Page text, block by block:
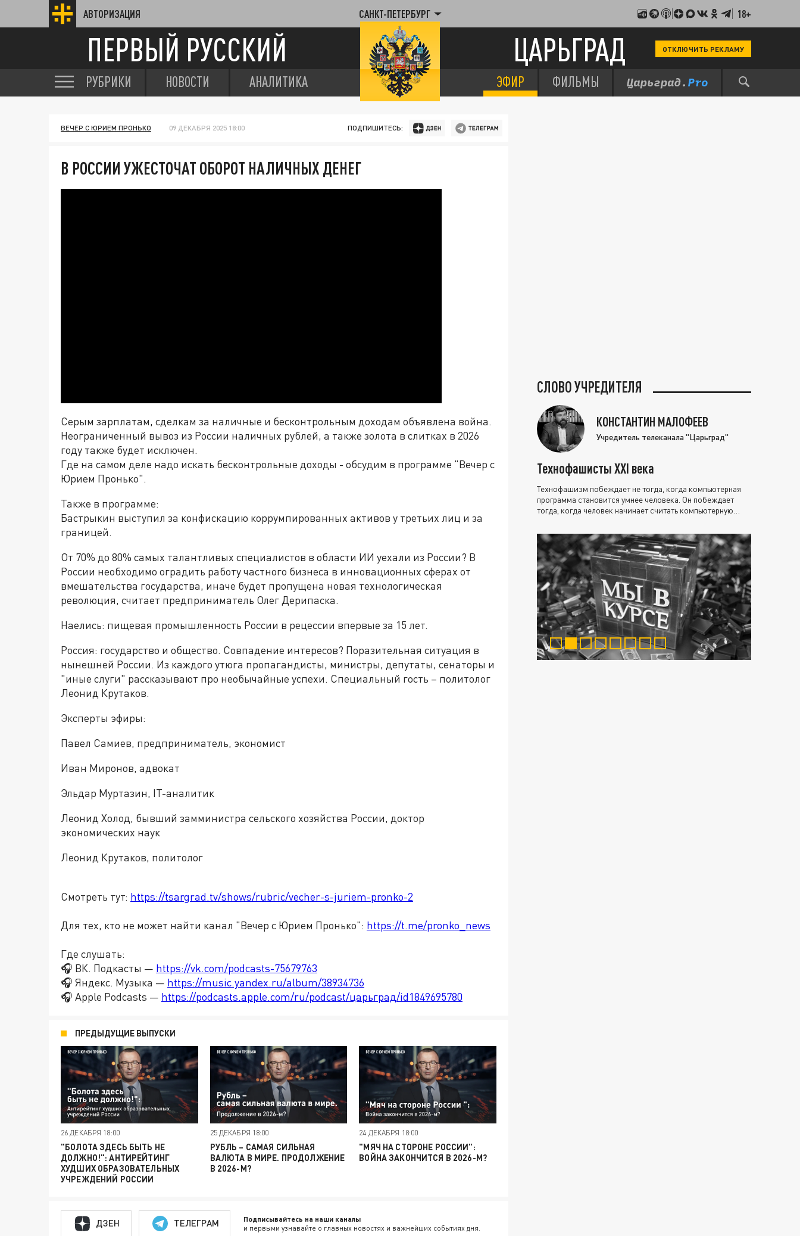
АВТОРИЗАЦИЯ САНКТ-ПЕТЕРБУРГ 18+
ПЕРВЫЙ РУССКИЙ ЦАРЬГРАД ОТКЛЮЧИТЬ РЕКЛАМУ
РУБРИКИ НОВОСТИ АНАЛИТИКА ЭФИР ФИЛЬМЫ
ВЕЧЕР С ЮРИЕМ ПРОНЬКО 09 ДЕКАБРЯ 2025 18:00 ПОДПИШИТЕСЬ:
В РОССИИ УЖЕСТОЧАТ ОБОРОТ НАЛИЧНЫХ ДЕНЕГ
Серым зарплатам, сделкам за наличные и бесконтрольным доходам объявлена война.
Неограниченный вывоз из России наличных рублей, а также золота в слитках в 2026
году также будет исключен.
Где на самом деле надо искать бесконтрольные доходы - обсудим в программе "Вечер с
Юрием Пронько".
Также в программе:
Бастрыкин выступил за конфискацию коррумпированных активов у третьих лиц и за
границей.
От 70% до 80% самых талантливых специалистов в области ИИ уехали из России? В
России необходимо оградить работу частного бизнеса в инновационных сферах от
вмешательства государства, иначе будет пропущена новая технологическая
революция, считает предприниматель Олег Дерипаска.
Наелись: пищевая промышленность России в рецессии впервые за 15 лет.
Россия: государство и общество. Совпадение интересов? Поразительная ситуация в
нынешней России. Из каждого утюга пропагандисты, министры, депутаты, сенаторы и
"иные слуги" рассказывают про необычайные успехи. Специальный гость – политолог
Леонид Крутаков.
Эксперты эфиры:
Павел Самиев, предприниматель, экономист
Иван Миронов, адвокат
Эльдар Муртазин, IT-аналитик
Леонид Холод, бывший замминистра сельского хозяйства России, доктор
экономических наук
Леонид Крутаков, политолог
Смотреть тут: https://tsargrad.tv/shows/rubric/vecher-s-juriem-pronko-2
Для тех, кто не может найти канал "Вечер с Юрием Пронько": https://t.me/pronko_news
Где слушать:
🎧 ВК. Подкасты — https://vk.com/podcasts-75679763
🎧 Яндекс. Музыка — https://music.yandex.ru/album/38934736
🎧 Apple Podcasts — https://podcasts.apple.com/ru/podcast/царьград/id1849695780
ПРЕДЫДУЩИЕ ВЫПУСКИ
26 ДЕКАБРЯ 18:00
"БОЛОТА ЗДЕСЬ БЫТЬ НЕ
ДОЛЖНО!": АНТИРЕЙТИНГ
ХУДШИХ ОБРАЗОВАТЕЛЬНЫХ
УЧРЕЖДЕНИЙ РОССИИ
25 ДЕКАБРЯ 18:00
РУБЛЬ – САМАЯ СИЛЬНАЯ
ВАЛЮТА В МИРЕ. ПРОДОЛЖЕНИЕ
В 2026-М?
24 ДЕКАБРЯ 18:00
"МЯЧ НА СТОРОНЕ РОССИИ":
ВОЙНА ЗАКОНЧИТСЯ В 2026-М?
ДЗЕН ТЕЛЕГРАМ Подписывайтесь на наши каналы
и первыми узнавайте о главных новостях и важнейших событиях дня.
СЛОВО УЧРЕДИТЕЛЯ
КОНСТАНТИН МАЛОФЕЕВ
Учредитель телеканала "Царьград"
Технофашисты XXI века
Технофашизм побеждает не тогда, когда компьютерная
программа становится умнее человека. Он побеждает
тогда, когда человек начинает считать компьютерную